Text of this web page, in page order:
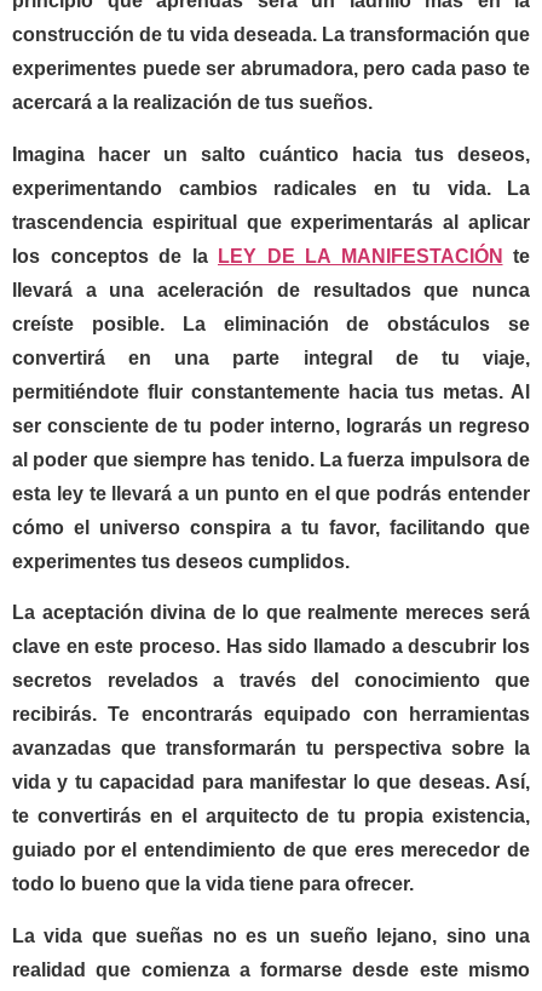
construcción de tu vida deseada. La transformación que
experimentes puede ser abrumadora, pero cada paso te
acercará a la realización de tus sueños.
Imagina hacer un salto cuántico hacia tus deseos,
experimentando cambios radicales en tu vida. La
trascendencia espiritual que experimentarás al aplicar
los conceptos de la
LEY DE LA MANIFESTACIÓN
te
llevará a una aceleración de resultados que nunca
creíste posible. La eliminación de obstáculos se
convertirá en una parte integral de tu viaje,
permitiéndote fluir constantemente hacia tus metas. Al
ser consciente de tu poder interno, lograrás un regreso
al poder que siempre has tenido. La fuerza impulsora de
esta ley te llevará a un punto en el que podrás entender
cómo el universo conspira a tu favor, facilitando que
experimentes tus deseos cumplidos.
La aceptación divina de lo que realmente mereces será
clave en este proceso. Has sido llamado a descubrir los
secretos revelados a través del conocimiento que
recibirás. Te encontrarás equipado con herramientas
avanzadas que transformarán tu perspectiva sobre la
vida y tu capacidad para manifestar lo que deseas. Así,
te convertirás en el arquitecto de tu propia existencia,
guiado por el entendimiento de que eres merecedor de
todo lo bueno que la vida tiene para ofrecer.
La vida que sueñas no es un sueño lejano, sino una
realidad que comienza a formarse desde este mismo